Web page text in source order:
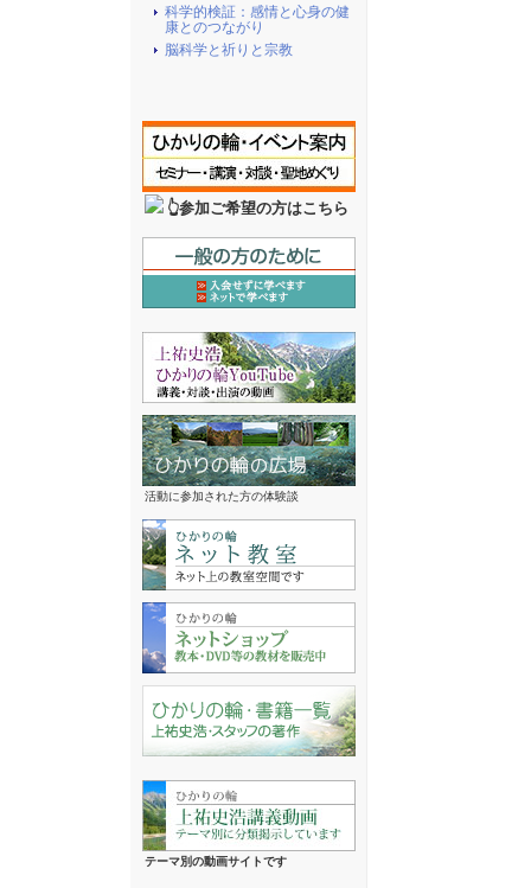
科学的検証：感情と心身の健
康とのつながり
脳科学と祈りと宗教
👆参加ご希望の方はこちら
活動に参加された方の体験談
テーマ別の動画サイトです